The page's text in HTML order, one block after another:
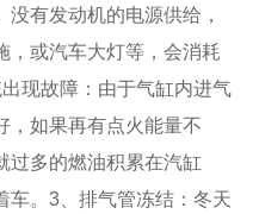
有发动机的电源供给，
，或汽车大灯等，会消耗
现故障：由于气缸内进气
，如果再有点火能量不
过多的燃油积累在汽缸
车。3、排气管冻结：冬天